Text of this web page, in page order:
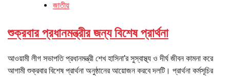
জাতীয়
শুক্রবার প্রধানমন্ত্রীর জন্য বিশেষ প্রার্থনা
আওয়ামী লীগ সভাপতি প্রধানমন্ত্রী শেখ হাসিনা’র সুস্বাস্থ্য ও দীর্ঘ জীবন কামনা করে
আগামী শুক্রবার বিশেষ প্রার্থনা অনুষ্ঠানের আয়োজন করবে দলটি। প্রার্থনা কর্মসূচির